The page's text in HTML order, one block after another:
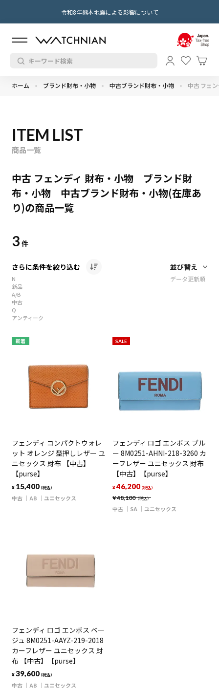
令和8年熊本地震による影響について
ホーム ブランド財布・小物 中古ブランド財布・小物 中古 フェ
ITEM LIST
商品一覧
中古 フェンディ 財布・小物 ブランド財
布・小物 中古ブランド財布・小物(在庫あ
り)の商品一覧
3 件
さらに条件を絞り込む
N
新品
A/B
中古
Q
アンティーク
データ更新順
新着
フェンディ コンパクトウォレ
ット オレンジ 型押しレザー ユ
ニセックス 財布 【中古】
【purse】
¥ 15,400（税込）
中古 AB ユニセックス
SALE
フェンディ ロゴ エンボス ブル
ー 8M0251-AHNI-218-3260 カ
ーフレザー ユニセックス 財布
【中古】【purse】
¥48,100（税込）
¥46,200（税込）
中古 SA ユニセックス
フェンディ ロゴ エンボス ベー
ジュ 8M0251-AAYZ-219-2018
カーフレザー ユニセックス 財
布 【中古】【purse】
¥39,600（税込）
中古 AB ユニセックス